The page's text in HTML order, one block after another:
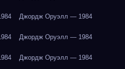
Джордж Оруэлл — 1984
Джордж Оруэлл — 1984
Джордж Оруэлл — 1984